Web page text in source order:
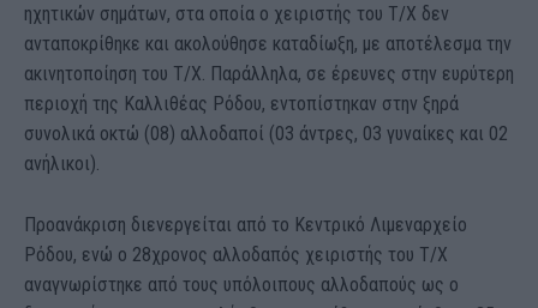
ηχητικών σημάτων, στα οποία ο χειριστής του Τ/Χ δεν
ανταποκρίθηκε και ακολούθησε καταδίωξη, με αποτέλεσμα την
ακινητοποίηση του Τ/Χ. Παράλληλα, σε έρευνες στην ευρύτερη
περιοχή της Καλλιθέας Ρόδου, εντοπίστηκαν στην ξηρά
συνολικά οκτώ (08) αλλοδαποί (03 άντρες, 03 γυναίκες και 02
ανήλικοι).
Προανάκριση διενεργείται από το Κεντρικό Λιμεναρχείο
Ρόδου, ενώ ο 28χρονος αλλοδαπός χειριστής του Τ/Χ
αναγνωρίστηκε από τους υπόλοιπους αλλοδαπούς ως ο